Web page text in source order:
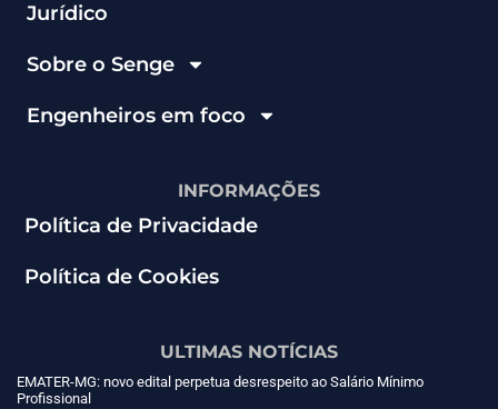
Jurídico
Sobre o Senge
Engenheiros em foco
INFORMAÇÕES
Política de Privacidade
Política de Cookies
ULTIMAS NOTÍCIAS
EMATER-MG: novo edital perpetua desrespeito ao Salário Mínimo
Profissional